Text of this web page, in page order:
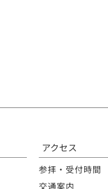
アクセス
参拝・受付時間
交通案内